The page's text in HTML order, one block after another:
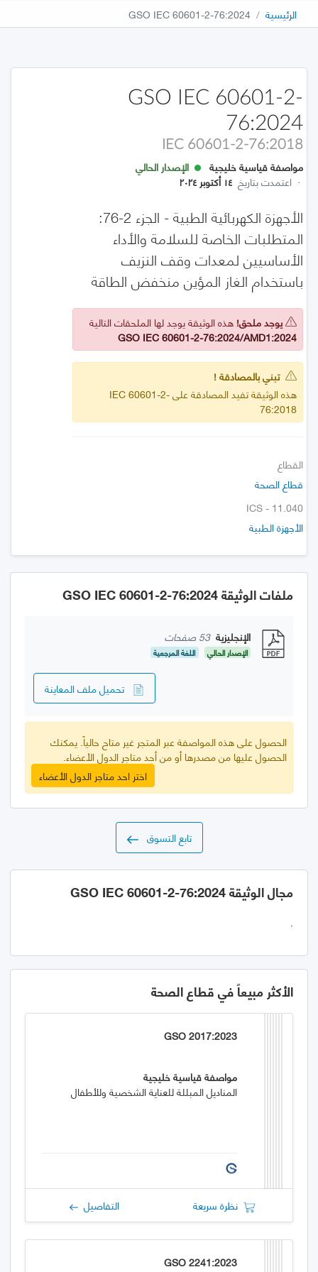
الرئيسية GSO IEC 60601-2-76:2024
GSO IEC 60601-2-
76:2024
IEC 60601-2-76:2018
مواصفة قياسية خليجية
الإصدار الحالي
· اعتمدت بتاريخ ١٤ أكتوبر ٢٠٢٤
الأجهزة الكهربائية الطبية - الجزء 2-76:
المتطلبات الخاصة للسلامة والأداء
الأساسيين لمعدات وقف النزيف
باستخدام الغاز المؤين منخفض الطاقة
يوجد ملحق! هذه الوثيقة يوجد لها الملحقات التالية
GSO IEC 60601-2-76:2024/AMD1:2024
تبني بالمصادقة !
هذه الوثيقة تفيد المصادقة على IEC 60601-2-
76:2018
القطاع
قطاع الصحة
ICS - 11.040
الأجهزة الطبية
ملفات الوثيقة GSO IEC 60601-2-76:2024
الإنجليزية 53 صفحات
الإصدار الحالي اللغة المرجعية
تحميل ملف المعاينة
الحصول على هذه المواصفة عبر المتجر غير متاح حالياً. يمكنك
الحصول عليها من مصدرها أو من أحد متاجر الدول الأعضاء.
اختر احد متاجر الدول الأعضاء
تابع التسوق
مجال الوثيقة GSO IEC 60601-2-76:2024
.
الأكثر مبيعاً في قطاع الصحة
GSO 2017:2023
مواصفة قياسية خليجية
المناديل المبللة للعناية الشخصية وللأطفال
نظرة سريعة التفاصيل
GSO 2241:2023